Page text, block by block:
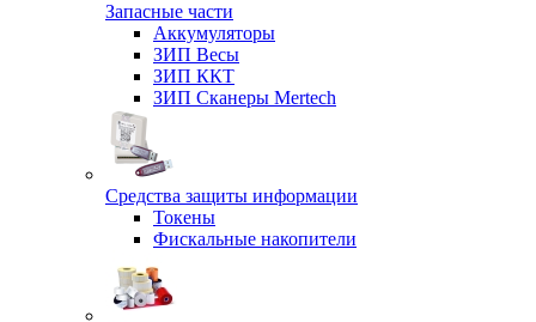
Запасные части
Аккумуляторы
ЗИП Весы
ЗИП ККТ
ЗИП Сканеры Mertech
Средства защиты информации
Токены
Фискальные накопители